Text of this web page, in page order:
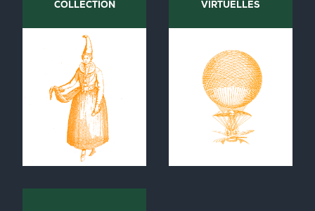
COLLECTION
VIRTUELLES